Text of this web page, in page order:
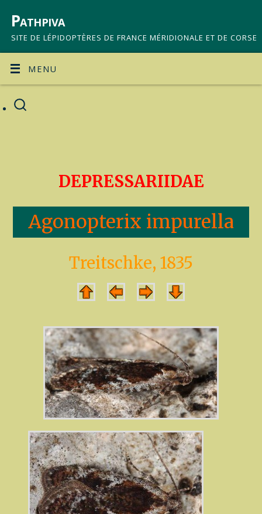
Pathpiva
SITE DE LÉPIDOPTÈRES DE FRANCE MÉRIDIONALE ET DE CORSE
MENU
DEPRESSARIIDAE
Agonopterix impurella
Treitschke, 1835